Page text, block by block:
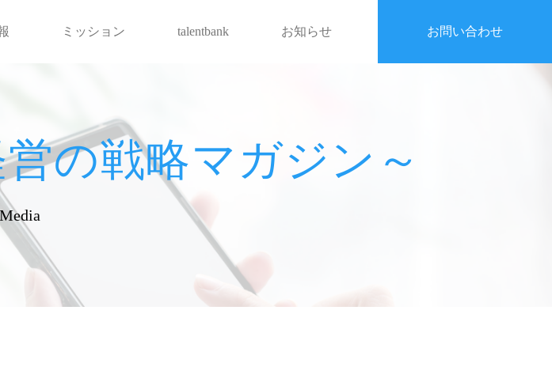
ミッション talentbank お知らせ お問い合わせ
の戦略マガジン～
Media